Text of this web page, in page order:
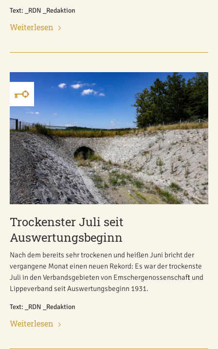
Text: _RDN _Redaktion
Weiterlesen
Trockenster Juli seit
Auswertungsbeginn
Nach dem bereits sehr trockenen und heißen Juni bricht der
vergangene Monat einen neuen Rekord: Es war der trockenste
Juli in den Verbandsgebieten von Emschergenossenschaft und
Lippeverband seit Auswertungsbeginn 1931.
Text: _RDN _Redaktion
Weiterlesen